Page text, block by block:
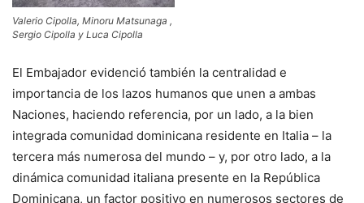
Valerio Cipolla, Minoru Matsunaga ,
Sergio Cipolla y Luca Cipolla
El Embajador evidenció también la centralidad e
importancia de los lazos humanos que unen a ambas
Naciones, haciendo referencia, por un lado, a la bien
integrada comunidad dominicana residente en Italia – la
tercera más numerosa del mundo – y, por otro lado, a la
dinámica comunidad italiana presente en la República
Dominicana, un factor positivo en numerosos sectores de